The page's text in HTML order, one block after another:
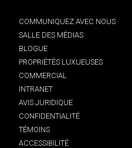
COMMUNIQUEZ AVEC NOUS
SALLE DES MÉDIAS
BLOGUE
PROPRIÉTÉS LUXUEUSES
COMMERCIAL
INTRANET
AVIS JURIDIQUE
CONFIDENTIALITÉ
TÉMOINS
ACCESSIBILITÉ